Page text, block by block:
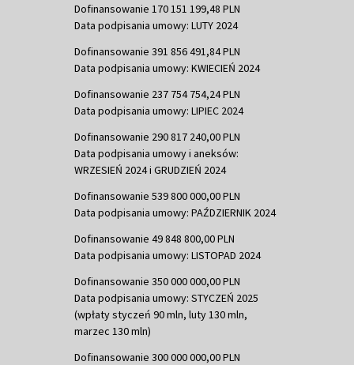
Dofinansowanie 170 151 199,48 PLN
Data podpisania umowy: LUTY 2024
Dofinansowanie 391 856 491,84 PLN
Data podpisania umowy: KWIECIEŃ 2024
Dofinansowanie 237 754 754,24 PLN
Data podpisania umowy: LIPIEC 2024
Dofinansowanie 290 817 240,00 PLN
Data podpisania umowy i aneksów:
WRZESIEŃ 2024 i GRUDZIEŃ 2024
Dofinansowanie 539 800 000,00 PLN
Data podpisania umowy: PAŹDZIERNIK 2024
Dofinansowanie 49 848 800,00 PLN
Data podpisania umowy: LISTOPAD 2024
Dofinansowanie 350 000 000,00 PLN
Data podpisania umowy: STYCZEŃ 2025
(wpłaty styczeń 90 mln, luty 130 mln,
marzec 130 mln)
Dofinansowanie 300 000 000,00 PLN